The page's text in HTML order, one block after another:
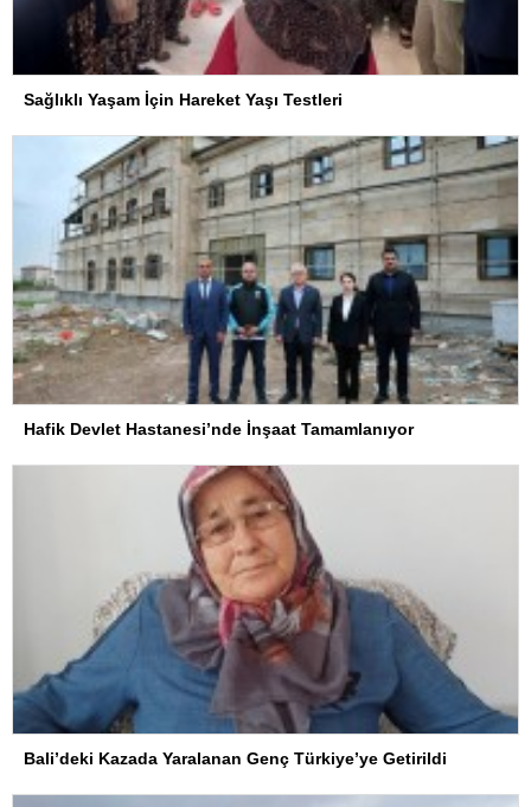
Sağlıklı Yaşam İçin Hareket Yaşı Testleri
Hafik Devlet Hastanesi’nde İnşaat Tamamlanıyor
Bali’deki Kazada Yaralanan Genç Türkiye’ye Getirildi